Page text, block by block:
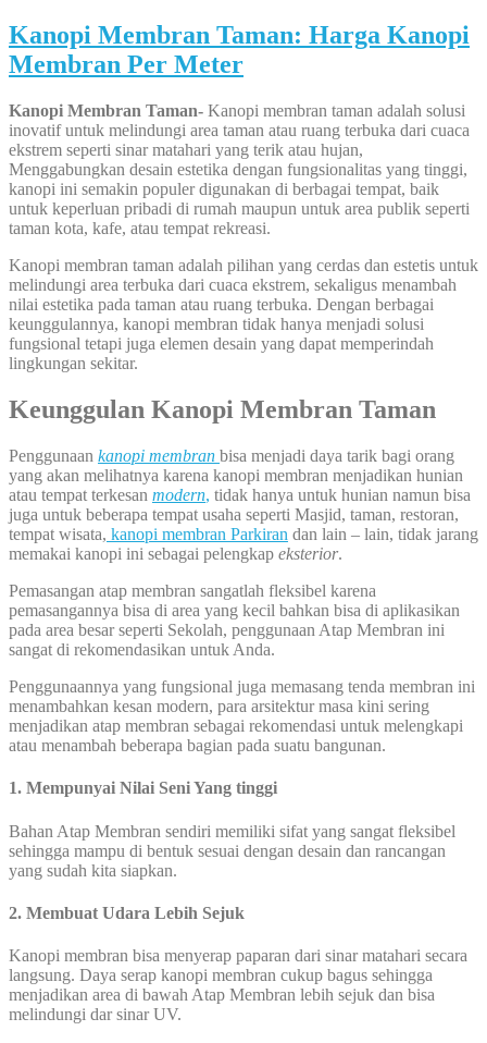
Kanopi Membran Taman: Harga Kanopi
Membran Per Meter
Kanopi Membran Taman- Kanopi membran taman adalah solusi
inovatif untuk melindungi area taman atau ruang terbuka dari cuaca
ekstrem seperti sinar matahari yang terik atau hujan,
Menggabungkan desain estetika dengan fungsionalitas yang tinggi,
kanopi ini semakin populer digunakan di berbagai tempat, baik
untuk keperluan pribadi di rumah maupun untuk area publik seperti
taman kota, kafe, atau tempat rekreasi.
Kanopi membran taman adalah pilihan yang cerdas dan estetis untuk
melindungi area terbuka dari cuaca ekstrem, sekaligus menambah
nilai estetika pada taman atau ruang terbuka. Dengan berbagai
keunggulannya, kanopi membran tidak hanya menjadi solusi
fungsional tetapi juga elemen desain yang dapat memperindah
lingkungan sekitar.
Keunggulan Kanopi Membran Taman
Penggunaan kanopi membran bisa menjadi daya tarik bagi orang
yang akan melihatnya karena kanopi membran menjadikan hunian
atau tempat terkesan modern, tidak hanya untuk hunian namun bisa
juga untuk beberapa tempat usaha seperti Masjid, taman, restoran,
tempat wisata, kanopi membran Parkiran dan lain – lain, tidak jarang
memakai kanopi ini sebagai pelengkap eksterior.
Pemasangan atap membran sangatlah fleksibel karena
pemasangannya bisa di area yang kecil bahkan bisa di aplikasikan
pada area besar seperti Sekolah, penggunaan Atap Membran ini
sangat di rekomendasikan untuk Anda.
Penggunaannya yang fungsional juga memasang tenda membran ini
menambahkan kesan modern, para arsitektur masa kini sering
menjadikan atap membran sebagai rekomendasi untuk melengkapi
atau menambah beberapa bagian pada suatu bangunan.
1. Mempunyai Nilai Seni Yang tinggi
Bahan Atap Membran sendiri memiliki sifat yang sangat fleksibel
sehingga mampu di bentuk sesuai dengan desain dan rancangan
yang sudah kita siapkan.
2. Membuat Udara Lebih Sejuk
Kanopi membran bisa menyerap paparan dari sinar matahari secara
langsung. Daya serap kanopi membran cukup bagus sehingga
menjadikan area di bawah Atap Membran lebih sejuk dan bisa
melindungi dar sinar UV.